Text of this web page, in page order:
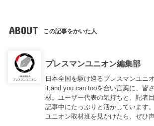
ABOUT この記事をかいた人
プレスマンユニオン編集部
日本全国を駆け巡るプレスマンユニ
it,and you can tooを合い言葉に、皆
材。ユーザー代表の気持ちと、記者
記事中にたっぷりと活かしています
ユニオン取材班を見かけたら、ぜひ